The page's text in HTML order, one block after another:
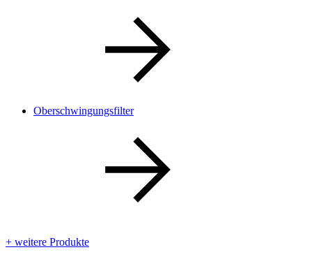
Oberschwingungsfilter
+ weitere Produkte